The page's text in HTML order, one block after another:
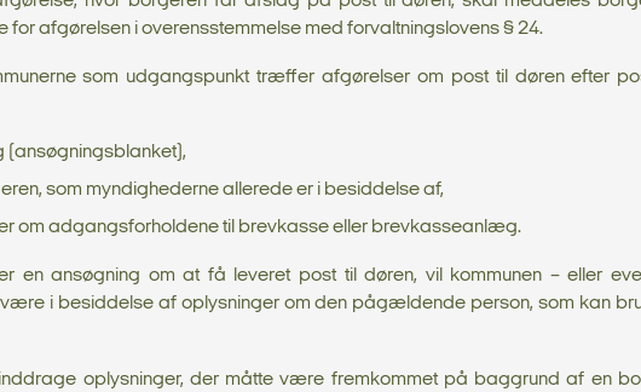
for afgørelsen i overensstemmelse med forvaltningslovens § 24.
som udgangspunkt træffer afgørelser om post til døren efter
(ansøgningsblanket),
som myndighederne allerede er i besiddelse af,
om adgangsforholdene til brevkasse eller brevkasseanlæg.
en ansøgning om at få leveret post til døren, vil kommunen – eller
i besiddelse af oplysninger om den pågældende person, som kan
oplysninger, der måtte være fremkommet på baggrund af en